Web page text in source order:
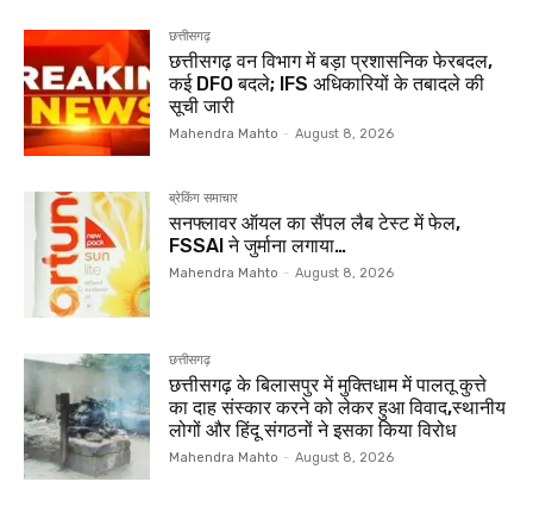
छत्तीसगढ़
छत्तीसगढ़ वन विभाग में बड़ा प्रशासनिक फेरबदल,
कई DFO बदले; IFS अधिकारियों के तबादले की
सूची जारी
Mahendra Mahto - August 8, 2026
ब्रेकिंग समाचार
सनफ्लावर ऑयल का सैंपल लैब टेस्ट में फेल,
FSSAI ने जुर्माना लगाया…
Mahendra Mahto - August 8, 2026
छत्तीसगढ़
छत्तीसगढ़ के बिलासपुर में मुक्तिधाम में पालतू कुत्ते
का दाह संस्कार करने को लेकर हुआ विवाद,स्थानीय
लोगों और हिंदू संगठनों ने इसका किया विरोध
Mahendra Mahto - August 8, 2026